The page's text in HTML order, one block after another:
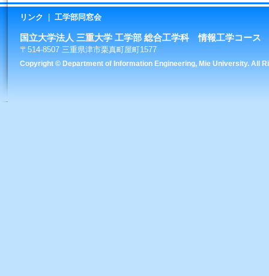
リンク 工学部同窓会
国立大学法人 三重大学 工学部 総合工学科 情報工学コース
〒514-8507 三重県津市栗真町屋町1577
Copyright © Department of Information Engineering, Mie University. All